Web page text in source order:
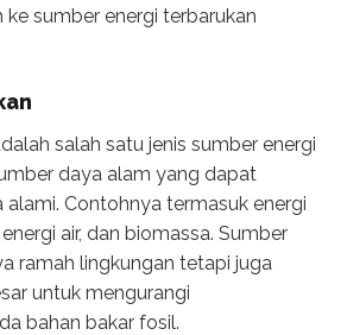
sumber energi terbarukan
salah satu jenis sumber energi
daya alam yang dapat
alami. Contohnya termasuk energi
air, dan biomassa. Sumber
ramah lingkungan tetapi juga
untuk mengurangi
bahan bakar fosil.